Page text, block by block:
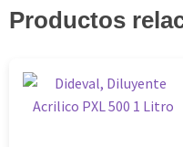
Productos